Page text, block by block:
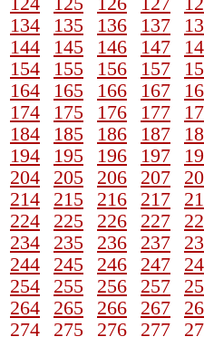
134
135 136 137
144
145 146 147
154
155 156 157
164
165 166 167
174
175 176 177
184
185 186 187
194
195 196 197
204
205 206 207
214
215 216 217
224
225 226 227
234
235 236 237
244
245 246 247
254
255 256 257
264
265 266 267
274
275 276 277